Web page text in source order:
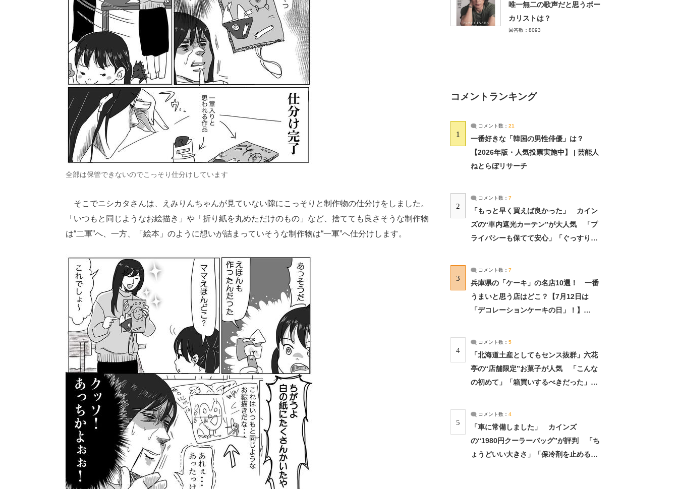
全部は保管できないのでこっそり仕分けしています
そこでニシカタさんは、えみりんちゃんが見ていない隙にこっそりと制作物の仕分けをしました。
「いつもと同じようなお絵描き」や「折り紙を丸めただけのもの」など、捨てても良さそうな制作物
は“二軍”へ、一方、「絵本」のように想いが詰まっていそうな制作物は“一軍”へ仕分けします。
唯一無二の歌声だと思うボー
カリストは？
回答数：8093
コメントランキング
1
コメント数： 21
一番好きな「韓国の男性俳優」は？
【2026年版・人気投票実施中】 | 芸能人
ねとらぼリサーチ
2
コメント数： 7
「もっと早く買えば良かった」 カイン
ズの“車内遮光カーテン”が大人気 「プ
ライバシーも保てて安心」「ぐっすり眠
3
コメント数： 7
兵庫県の「ケーキ」の名店10選！ 一番
うまいと思う店はどこ？【7月12日は
「デコレーションケーキの日」！】
4
コメント数： 5
「北海道土産としてもセンス抜群」六花
亭の“店舗限定”お菓子が人気 「こんな
の初めて」「箱買いするべきだった」
5
コメント数： 4
「車に常備しました」 カインズ
の“1980円クーラーバッグ”が評判 「ち
ょうどいい大きさ」「保冷剤を止めるベ